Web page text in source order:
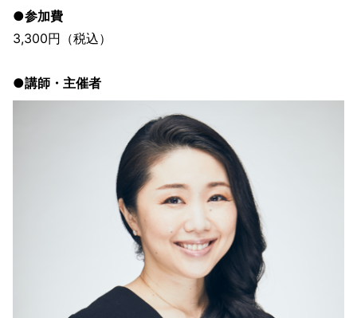
●参加費
3,300円（税込）
●講師・主催者